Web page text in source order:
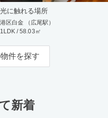
光に触れる場所
港区白金 （広尾駅）
1LDK / 58.03㎡
件を探す
新着